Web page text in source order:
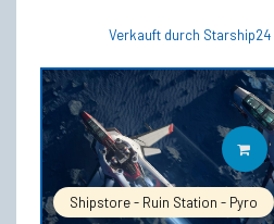
Verkauft durch
Shipstore - Ruin Station - Pyro